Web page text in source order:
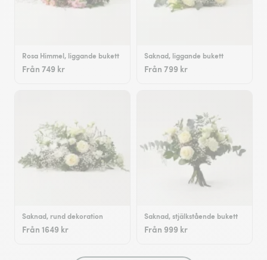
Rosa Himmel, liggande bukett
Från 749 kr
Saknad, liggande bukett
Från 799 kr
Saknad, rund dekoration
Från 1649 kr
Saknad, stjälkstående bukett
Från 999 kr